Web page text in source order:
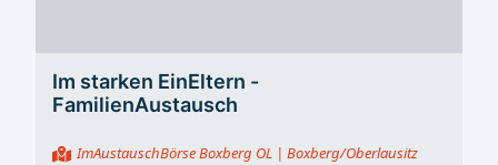
Im starken EinEltern -
FamilienAustausch
ImAustauschBörse Boxberg OL | Boxberg/Oberlausitz